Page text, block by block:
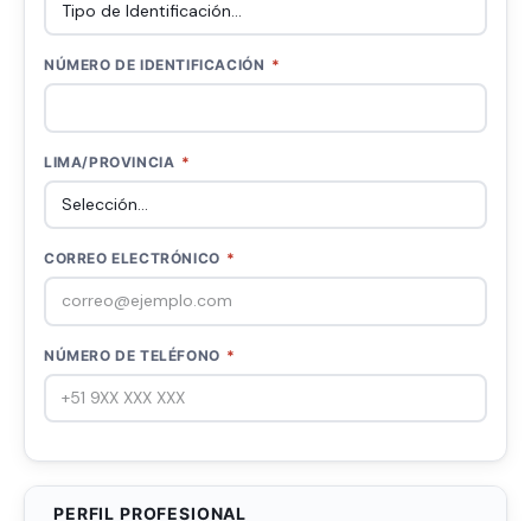
NÚMERO DE IDENTIFICACIÓN *
LIMA/PROVINCIA *
CORREO ELECTRÓNICO *
NÚMERO DE TELÉFONO *
PERFIL PROFESIONAL